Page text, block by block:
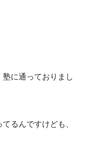
に通っておりまし
るんですけども、